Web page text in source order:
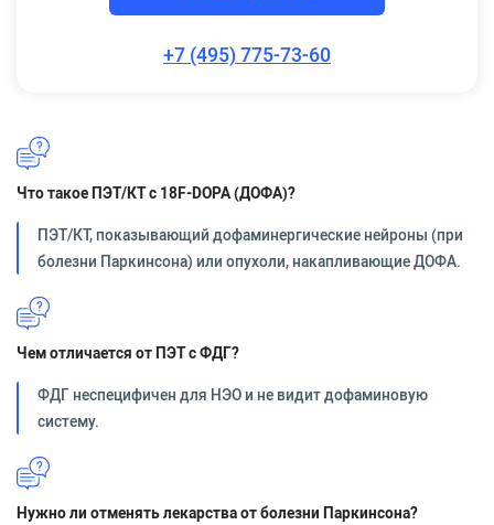
+7 (495) 775-73-60
Что такое ПЭТ/КТ с 18F-DOPA (ДОФА)?
ПЭТ/КТ, показывающий дофаминергические нейроны (при
болезни Паркинсона) или опухоли, накапливающие ДОФА.
Чем отличается от ПЭТ с ФДГ?
ФДГ неспецифичен для НЭО и не видит дофаминовую
систему.
Нужно ли отменять лекарства от болезни Паркинсона?